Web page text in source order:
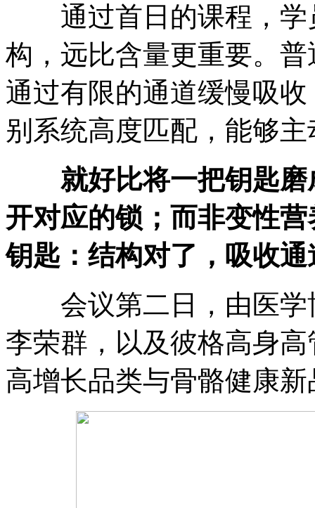
通过首日的课程，学
构，远比含量更重要。
通过有限的通道缓慢吸
别系统高度匹配，能够
就好比将一把钥匙
开对应的锁；而非变性
钥匙：结构对了，吸收
会议第二日，由医学
李荣群，以及彼格高身
高增长品类与骨骼健康